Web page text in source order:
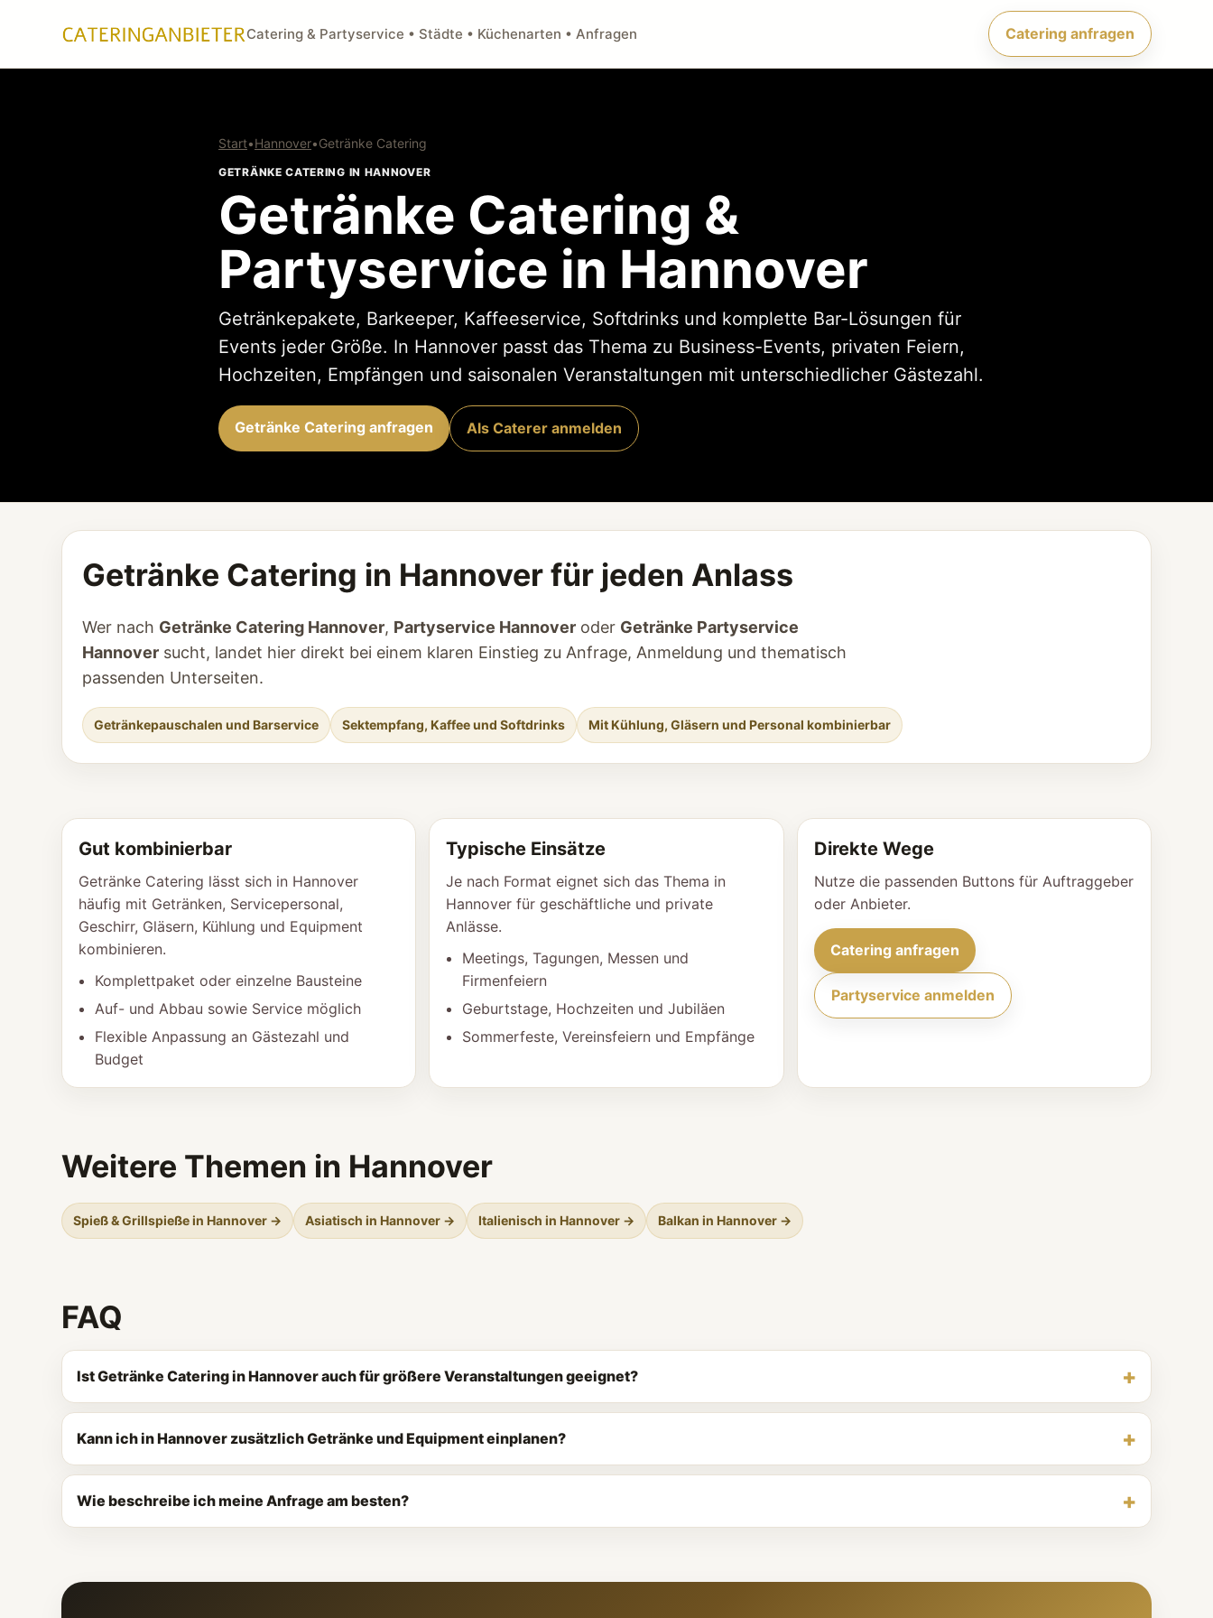
Catering & Partyservice • Städte • Küchenarten • Anfragen Catering anfragen
Start•Hannover•Getränke Catering
GETRÄNKE CATERING IN HANNOVER
Getränke Catering &
Partyservice in Hannover
Getränkepakete, Barkeeper, Kaffeeservice, Softdrinks und komplette Bar-Lösungen für
Events jeder Größe. In Hannover passt das Thema zu Business-Events, privaten Feiern,
Hochzeiten, Empfängen und saisonalen Veranstaltungen mit unterschiedlicher Gästezahl.
Getränke Catering anfragen Als Caterer anmelden
Getränke Catering in Hannover für jeden Anlass
Wer nach Getränke Catering Hannover, Partyservice Hannover oder Getränke Partyservice
Hannover sucht, landet hier direkt bei einem klaren Einstieg zu Anfrage, Anmeldung und thematisch
passenden Unterseiten.
Getränkepauschalen und Barservice Sektempfang, Kaffee und Softdrinks Mit Kühlung, Gläsern und Personal kombinierbar
Gut kombinierbar
Getränke Catering lässt sich in Hannover
häufig mit Getränken, Servicepersonal,
Geschirr, Gläsern, Kühlung und Equipment
kombinieren.
Komplettpaket oder einzelne Bausteine
Auf- und Abbau sowie Service möglich
Flexible Anpassung an Gästezahl und
Budget
Typische Einsätze
Je nach Format eignet sich das Thema in
Hannover für geschäftliche und private
Anlässe.
Meetings, Tagungen, Messen und
Firmenfeiern
Geburtstage, Hochzeiten und Jubiläen
Sommerfeste, Vereinsfeiern und Empfänge
Direkte Wege
Nutze die passenden Buttons für Auftraggeber
oder Anbieter.
Catering anfragen
Partyservice anmelden
Weitere Themen in Hannover
Spieß & Grillspieße in Hannover → Asiatisch in Hannover → Italienisch in Hannover → Balkan in Hannover →
FAQ
Ist Getränke Catering in Hannover auch für größere Veranstaltungen geeignet?
Kann ich in Hannover zusätzlich Getränke und Equipment einplanen?
Wie beschreibe ich meine Anfrage am besten?